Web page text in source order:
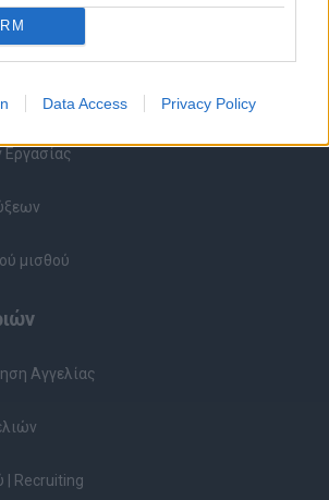
Data Access Privacy Policy
μισθού
Αγγελίας
| Recruiting